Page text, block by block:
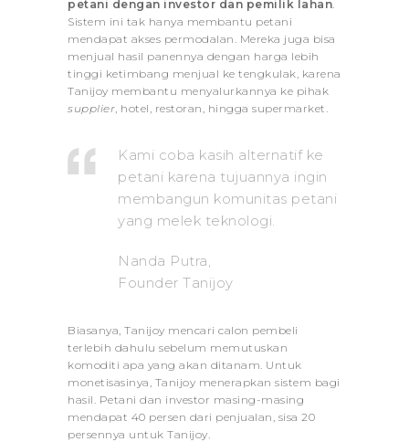
petani dengan investor dan pemilik lahan
Sistem ini tak hanya membantu petani
mendapat akses permodalan. Mereka juga bisa
menjual hasil panennya dengan harga lebih
tinggi ketimbang menjual ke tengkulak, karena
Tanijoy membantu menyalurkannya ke pihak
supplier , hotel, restoran, hingga supermarket.
Kami coba kasih alternatif ke
petani karena tujuannya ingin
membangun komunitas petani
yang melek teknologi.
Nanda Putra,
Founder Tanijoy
Biasanya, Tanijoy mencari calon pembeli
terlebih dahulu sebelum memutuskan
komoditi apa yang akan ditanam. Untuk
monetisasinya, Tanijoy menerapkan sistem bagi
hasil. Petani dan investor masing-masing
mendapat 40 persen dari penjualan, sisa 20
persennya untuk Tanijoy.